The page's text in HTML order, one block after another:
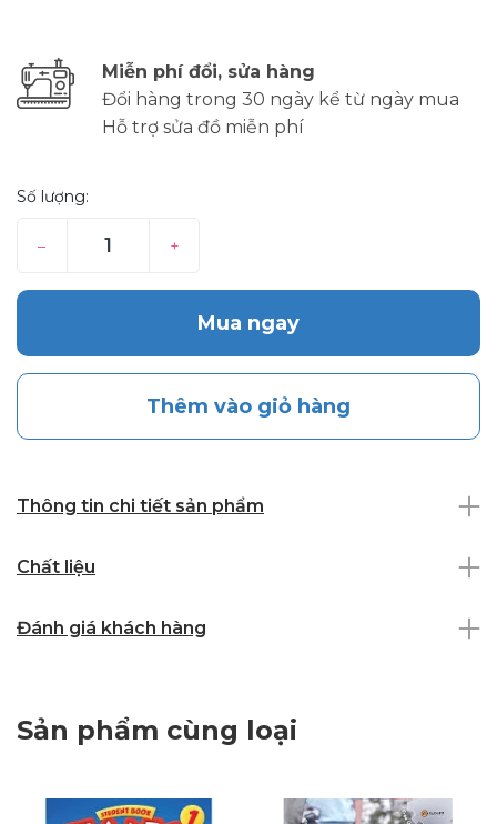
Miễn phí đổi, sửa hàng
Đổi hàng trong 30 ngày kể từ ngày mua
Hỗ trợ sửa đồ miễn phí
Số lượng:
– +
Mua ngay
Thêm vào giỏ hàng
Thông tin chi tiết sản phẩm
Chất liệu
Đánh giá khách hàng
Sản phẩm cùng loại